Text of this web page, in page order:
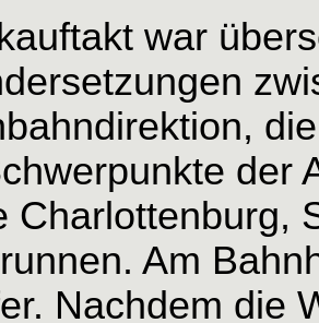
war
der
Charlottenburg,
Am
Nachdem die